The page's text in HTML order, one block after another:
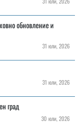
обновление и
31 юли, 2026
31 юли, 2026
град
30 юли, 2026